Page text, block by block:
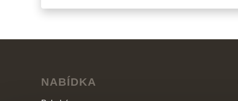
NABÍDKA